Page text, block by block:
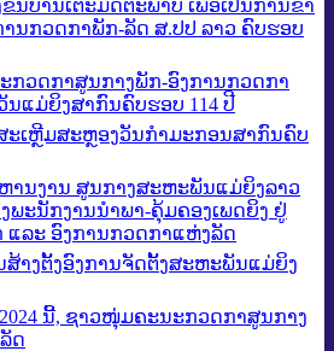
ນບານເຕະມິດຕະພາບ ເພືອເປັນການຂໍ່າ
ານກວດກາພັກ-ລັດ ສ.ປປ ລາວ ຄົບຮອບ
ກວດກາສູນກາງພັກ-ອົງການກວດກາ
ແມ່ຍິງສາກົນຄົບຮອບ 114 ປີ
ເຫຼີມສະຫຼອງວັນກຳມະກອນສາກົນຄົບ
ານ​ງານ ສູນກາງສະຫະພັນແມ່ຍິງລາວ
ພະນັກງານນໍາພາ-ຄຸ້ມຄອງເພດ​ຍິງ​ ຢູ່
ລະ ອົງການກວດກາແຫ່ງລັດ
າງຕັ້ງອົງການຈັດຕັ້ງສະຫະພັນແມ່ຍິງ
ນີ້, ຊາວໜຸ່ມຄະນະກວດກາສູນກາງ
ດ